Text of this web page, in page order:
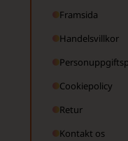
Framsida
Handelsvillkor
Cookiepolicy
Retur
Kontakt os